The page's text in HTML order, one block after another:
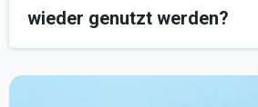
wieder genutzt werden?